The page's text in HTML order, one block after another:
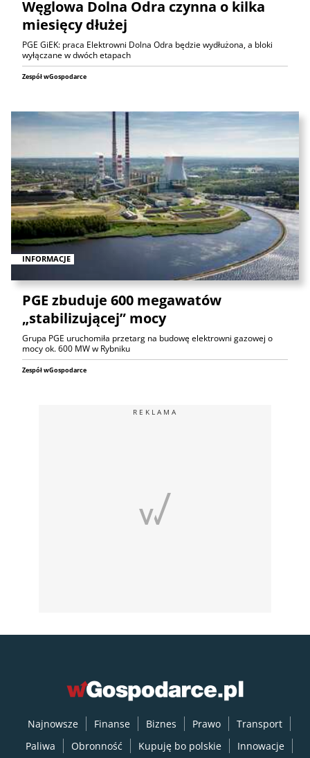
Węglowa Dolna Odra czynna o kilka
miesięcy dłużej
PGE GiEK: praca Elektrowni Dolna Odra będzie wydłużona, a bloki
wyłączane w dwóch etapach
Zespół wGospodarce
INFORMACJE
PGE zbuduje 600 megawatów
„stabilizującej” mocy
Grupa PGE uruchomiła przetarg na budowę elektrowni gazowej o
mocy ok. 600 MW w Rybniku
Zespół wGospodarce
REKLAMA
Najnowsze Finanse Biznes Prawo
Transport
Paliwa
Obronność Kupuję bo polskie Innowacje